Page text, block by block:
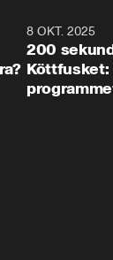
31:058 OKT. 2025
200
Köttfusket: